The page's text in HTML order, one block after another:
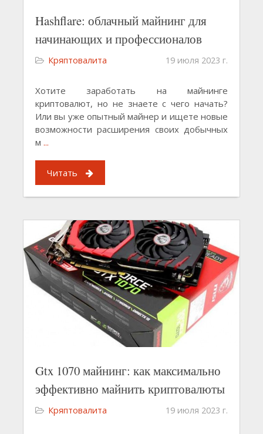
Hashflare: облачный майнинг для
начинающих и профессионалов
Кряптовалита 19 июля 2023 г.
Хотите заработать на майнинге
криптовалют, но не знаете с чего начать?
Или вы уже опытный майнер и ищете новые
возможности расширения своих добычных
м ...
Читать
Gtx 1070 майнинг: как максимально
эффективно майнить криптовалюты
Кряптовалита 19 июля 2023 г.